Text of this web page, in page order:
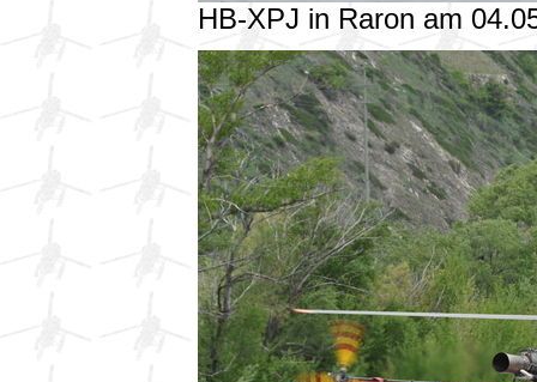
HB-XPJ in Raron am